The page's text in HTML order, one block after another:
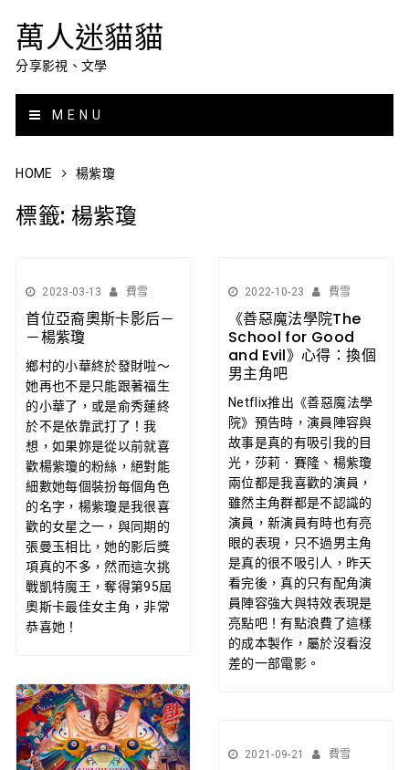
萬人迷貓貓
分享影視、文學
MENU
HOME 楊紫瓊
標籤: 楊紫瓊
2023-03-13 費雪
首位亞裔奧斯卡影后－
－楊紫瓊
鄉村的小華終於發財啦～
她再也不是只能跟著福生
的小華了，或是俞秀蓮終
於不是依靠武打了！我
想，如果妳是從以前就喜
歡楊紫瓊的粉絲，絕對能
細數她每個裝扮每個角色
的名字，楊紫瓊是我很喜
歡的女星之一，與同期的
張曼玉相比，她的影后獎
項真的不多，然而這次挑
戰凱特魔王，奪得第95屆
奧斯卡最佳女主角，非常
恭喜她！
2022-10-23 費雪
《善惡魔法學院The
School for Good
and Evil》心得：換個
男主角吧
Netflix推出《善惡魔法學
院》預告時，演員陣容與
故事是真的有吸引我的目
光，莎莉．賽隆、楊紫瓊
兩位都是我喜歡的演員，
雖然主角群都是不認識的
演員，新演員有時也有亮
眼的表現，只不過男主角
是真的很不吸引人，昨天
看完後，真的只有配角演
員陣容強大與特效表現是
亮點吧！有點浪費了這樣
的成本製作，屬於沒看沒
差的一部電影。
2021-09-21 費雪